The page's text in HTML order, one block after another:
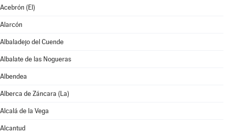
Acebrón (El)
Alarcón
Albaladejo del Cuende
Albalate de las Nogueras
Albendea
Alberca de Záncara (La)
Alcalá de la Vega
Alcantud